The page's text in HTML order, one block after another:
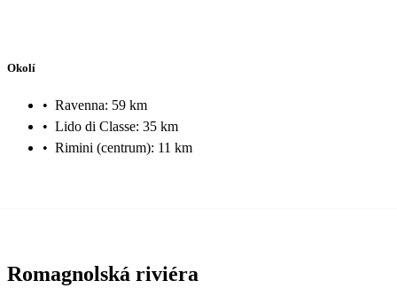
Okolí
• Ravenna: 59 km
• Lido di Classe: 35 km
• Rimini (centrum): 11 km
Romagnolská riviéra